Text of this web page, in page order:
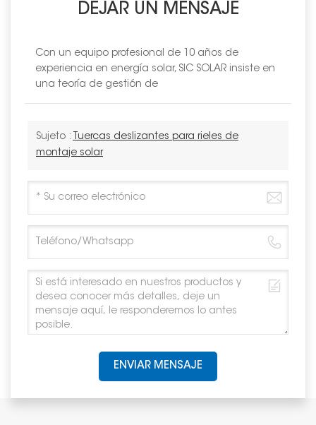
DEJAR UN MENSAJE
Con un equipo profesional de 10 años de
experiencia en energía solar, SIC SOLAR insiste en
una teoría de gestión de
Sujeto : Tuercas deslizantes para rieles de
montaje solar
ENVIAR MENSAJE